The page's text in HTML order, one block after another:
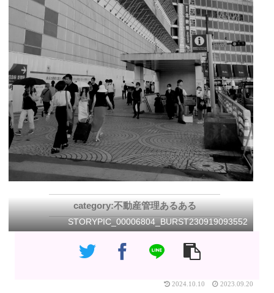
不動産管理あるある
STORYPIC_00006804_BURST230919093552
2024.10.10 2023.09.20